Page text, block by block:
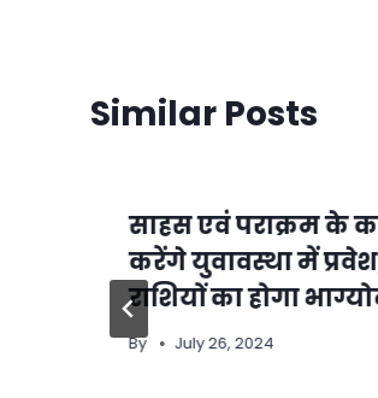
Similar Posts
साहस एवं पराक्रम के
करेंगे युवावस्था में
राशियों का होगा
By July 26, 2024